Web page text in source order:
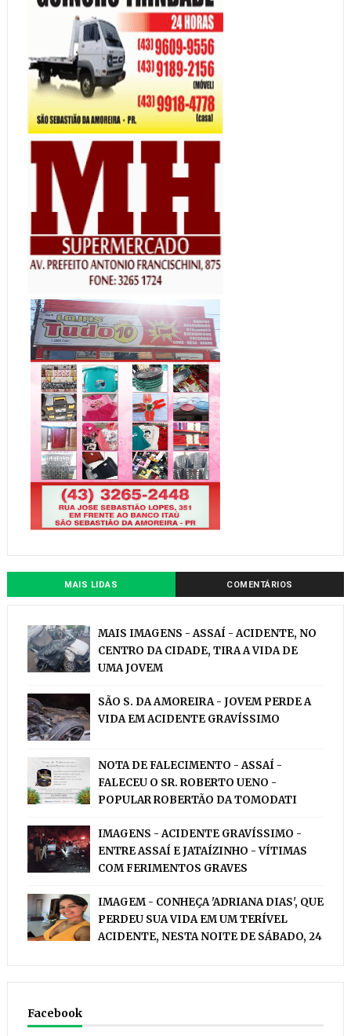
MAIS LIDAS COMENTÁRIOS
MAIS IMAGENS - ASSAÍ - ACIDENTE, NO
CENTRO DA CIDADE, TIRA A VIDA DE
UMA JOVEM
SÃO S. DA AMOREIRA - JOVEM PERDE A
VIDA EM ACIDENTE GRAVÍSSIMO
NOTA DE FALECIMENTO - ASSAÍ -
FALECEU O SR. ROBERTO UENO -
POPULAR ROBERTÃO DA TOMODATI
IMAGENS - ACIDENTE GRAVÍSSIMO -
ENTRE ASSAÍ E JATAÍZINHO - VÍTIMAS
COM FERIMENTOS GRAVES
IMAGEM - CONHEÇA 'ADRIANA DIAS', QUE
PERDEU SUA VIDA EM UM TERÍVEL
ACIDENTE, NESTA NOITE DE SÁBADO, 24
Facebook